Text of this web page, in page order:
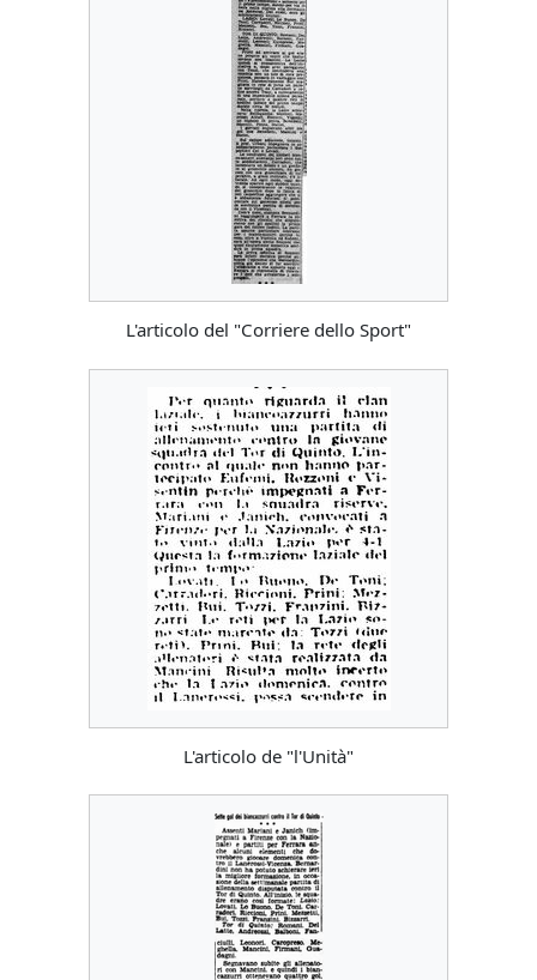
L'articolo del "Corriere dello Sport"
L'articolo de "l'Unità"